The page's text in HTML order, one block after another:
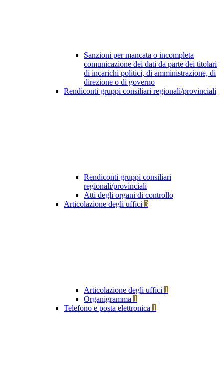
Sanzioni per mancata o incompleta
comunicazione dei dati da parte dei titolari
di incarichi politici, di amministrazione, di
direzione o di governo
Rendiconti gruppi consiliari regionali/provinciali
Rendiconti gruppi consiliari
regionali/provinciali
Atti degli organi di controllo
Articolazione degli uffici 3
Articolazione degli uffici 1
Organigramma 1
Telefono e posta elettronica 1